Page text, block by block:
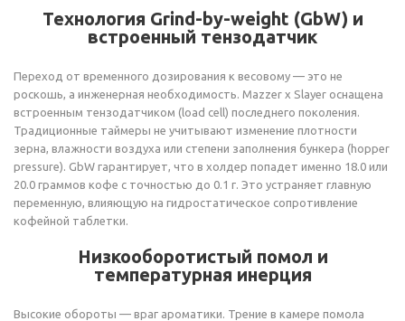
Технология Grind-by-weight (GbW) и
встроенный тензодатчик
Переход от временного дозирования к весовому — это не
роскошь, а инженерная необходимость. Mazzer x Slayer оснащена
встроенным тензодатчиком (load cell) последнего поколения.
Традиционные таймеры не учитывают изменение плотности
зерна, влажности воздуха или степени заполнения бункера (hopper
pressure). GbW гарантирует, что в холдер попадет именно 18.0 или
20.0 граммов кофе с точностью до 0.1 г. Это устраняет главную
переменную, влияющую на гидростатическое сопротивление
кофейной таблетки.
Низкооборотистый помол и
температурная инерция
Высокие обороты — враг ароматики. Трение в камере помола